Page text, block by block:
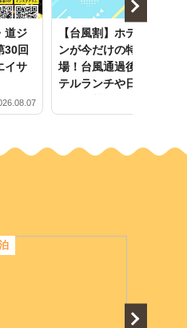
道ジ
30回
イサ
【台風割】ホテル宿泊プラ
ンが今だけの特別価格で登
場！台風通過後がお得なホ
テルランチや日帰り温泉な